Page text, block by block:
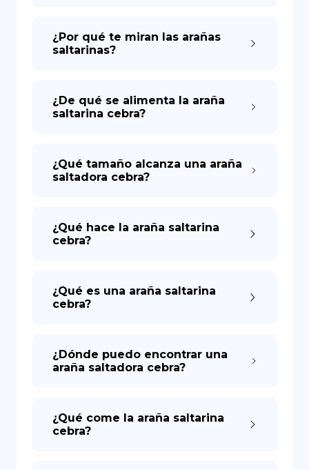
¿Por qué te miran las arañas
saltarinas?
¿De qué se alimenta la araña
saltarina cebra?
¿Qué tamaño alcanza una araña
saltadora cebra?
¿Qué hace la araña saltarina
cebra?
¿Qué es una araña saltarina
cebra?
¿Dónde puedo encontrar una
araña saltadora cebra?
¿Qué come la araña saltarina
cebra?